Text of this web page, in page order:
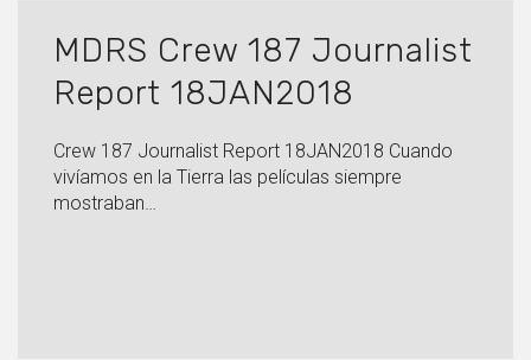
MDRS Crew 187 Journalist
Report 18JAN2018
Crew 187 Journalist Report 18JAN2018 Cuando
vivíamos en la Tierra las películas siempre
mostraban…